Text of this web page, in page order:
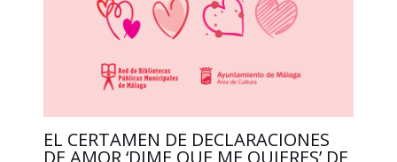
EL CERTAMEN DE DECLARACIONES